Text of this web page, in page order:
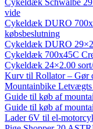
vide
Cykeldæk DURO
købsbeslutning
Cykeldæk DURO
Cykeldæk 700x45C
Cykeldæk 24×2.00
Kurv til Rollator – Gør
Mountainbike
Guide til køb af
Guide til køb af
Lader 6V til el-